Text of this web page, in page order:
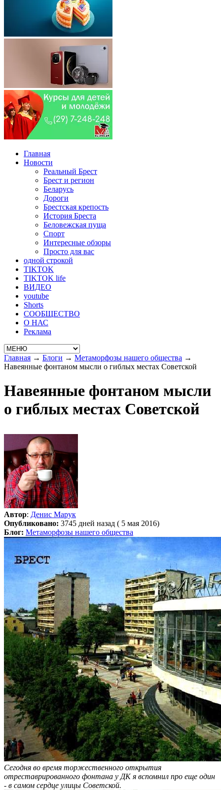
Главная
Новости
Реальный Брест
Брест и регион
Беларусь
Дороги
Брестская крепость
История Бреста
Беловежская пуща
Спорт
Интересные обзоры
Просто для вас
одной строкой
TIKTOK
TIKTOK life
ВИДЕО
youtube
Shorts
СООБЩЕСТВО
О НАС
Реклама
Главная → Блоги → Метаморфозы нашего общества →
Навеянные фонтаном мысли о гиблых местах Советской
Навеянные фонтаном мысли
о гиблых местах Советской
Автор: Денис Марук
Опубликовано: 3745 дней назад ( 5 мая 2016)
Блог: Метаморфозы нашего общества
Сегодня во время торжественного открытия
отреставрированного фонтана у ДК я вспомнил про еще один
- в самом сердце улицы Советской.